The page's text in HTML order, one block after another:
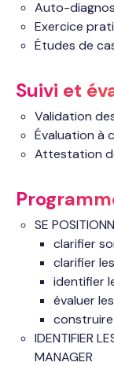
Auto-
Exercice
Études de
Suivi et
Validation
Évaluation à
Attestation
SE
clarifier
clarifier
identifier
évaluer
IDENTIFIER
MANAGER